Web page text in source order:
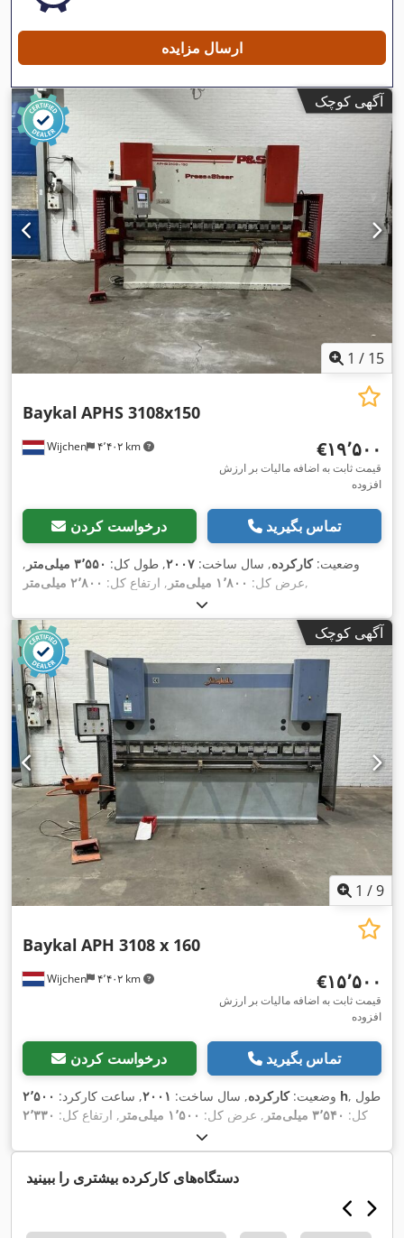
ارسال مزایده
آگهی کوچک
1 / 15
Wijchen ۴٬۴۰۲ km
Baykal APHS 3108x150
‎€۱۹٬۵۰۰
قیمت ثابت به اضافه مالیات بر ارزش
افزوده
درخواست کردن تماس بگیرید
وضعیت:کارکرده, سال ساخت: ۲۰۰۷, طول کل: ۳٬۵۵۰ میلی‌متر
,
عرض کل: ۱٬۸۰۰ میلی‌متر , ارتفاع کل: ۲٬۸۰۰ میلی‌متر ,
آگهی کوچک
1 /9
Wijchen ۴٬۴۰۲ km
Baykal APH 3108 x 160
‎€۱۵٬۵۰۰
قیمت ثابت به اضافه مالیات بر ارزش
افزوده
درخواست کردن تماس بگیرید
وضعیت:کارکرده, سال ساخت: ۲۰۰۱, ساعت کارکرد: ۲٬۵۰۰ h, طول
کل: ۳٬۵۴۰ میلی‌متر , عرض کل: ۱٬۵۰۰ میلی‌متر , ارتفاع کل: ۲٬۳۳۰
دستگاه‌های کارکرده بیشتری را ببینید